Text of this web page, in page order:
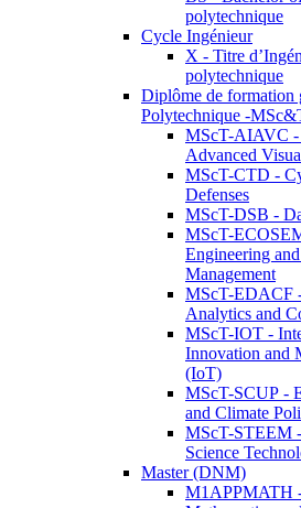
polytechnique
Cycle Ingénieur
X - Titre
polytechnique
Diplôme de formation
Polytechnique -
MScT-AIAVC -
Advanced
MScT-CTD -
Defenses
MScT-DSB -
MScT-
Engineering
Management
MScT-EDACF
Analytics and
MScT-IOT -
Innovation and
(IoT)
MScT-SCUP -
and Climate
MScT-STEEM
Science
Master (DNM)
M1APPMATH